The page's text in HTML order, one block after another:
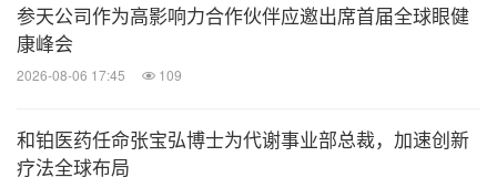
外科中心涵盖
各类常见外科疾病制定个性化手术方案，由经验丰富
的外科团队操刀，助力患者康复。
参天公司作为高影响力合作伙伴应邀出席首届全球眼健
康峰会
2026-08-06 17:45 109
和铂医药任命张宝弘博士为代谢事业部总裁，加速创新
疗法全球布局